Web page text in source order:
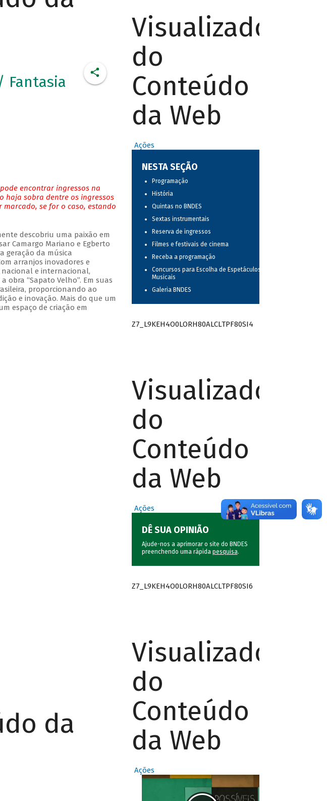
/ Fantasia
encontrar ingressos na
haja sobra dentre os ingressos
marcado, se for o caso, estando
descobriu uma paixão em
Camargo Mariano e Egberto
geração da música
arranjos inovadores e
e internacional,
obra “Sapato Velho”. Em suas
proporcionando ao
e inovação. Mais do que um
espaço de criação em
da
Visualizador
do
Conteúdo
da Web
Ações
NESTA SEÇÃO
Programação
História
Quintas no BNDES
Sextas instrumentais
Reserva de ingressos
Filmes e festivais de cinema
Receba a programação
Concursos para Escolha de Espetáculos
Musicais
Galeria BNDES
Z7_L9KEH4O0LORH80ALCLTPF80SI4
Visualizador
do
Conteúdo
da Web
Ações
DÊ SUA OPINIÃO
Ajude-nos a aprimorar o site do BNDES
preenchendo uma rápida pesquisa.
Z7_L9KEH4O0LORH80ALCLTPF80SI6
Visualizador
do
Conteúdo
da Web
Ações